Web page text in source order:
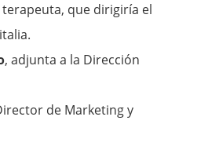
terapeuta, que dirigiría el
, adjunta a la Dirección
de Marketing y